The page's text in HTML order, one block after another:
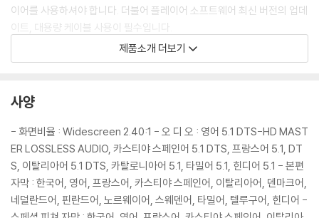
이어를 사용하셔야 합니다. 더불어 플레이어 소프트웨어 최신 버전의 업데
이트, 대용량 케이블 사용이 필수입니다.
2) 3D 블루레이는 전용 플레이어와 3D 지원 TV를 통해서만 재생 가능합
니다.
※ 아웃케이스/구성품/포장 상태
1) 제작/배송 과정에서 경미한 아웃케이스 주름, 모서리 눌림 및 갈라짐이
발생할 수 있습니다. 반품을 원하실 경우 미개봉 상태로 문의 부탁드립니
다.
2) 스틸북 케이스 제작 과정에서 기포 혹은 경미한 인쇄 오류가 발생할 수
있습니다.
3) 렌티큘러 스틸북의 경우, 보호필름이 붙어 판매되기도 합니다. 보호필
제품소개 더보기
사양
- 화면비율 : Widescreen 2.40:1 - 오 디 오 : 영어 5.1 DTS-HD MAST
ER LOSSLESS AUDIO, 카스티야 스페인어 5.1 DTS, 프랑스어 5.1, DT
S, 이탈리아어 5.1 DTS, 카탈로니아어 5.1, 타밀어 5.1, 힌디어 5.1 - 본편
자막 : 한국어, 영어, 프랑스어, 카스티야 스페인어, 이탈리아어, 덴마크어,
네덜란드어, 핀란드어, 노르웨이어, 스웨덴어, 타밀어, 텔루구어, 힌디어 -